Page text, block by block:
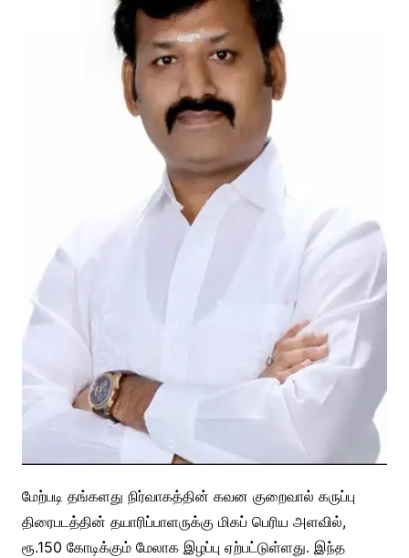
மேற்படி தங்களது நிர்வாகத்தின் கவன குறைவால் கருப்பு
திரைபடத்தின் தயாரிப்பாளருக்கு மிகப் பெரிய அளவில்,
ரூ.150 கோடிக்கும் மேலாக இழப்பு ஏற்பட்டுள்ளது. இந்த